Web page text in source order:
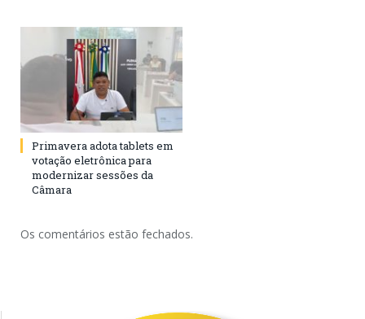
Primavera adota tablets em
votação eletrônica para
modernizar sessões da
Câmara
Os comentários estão fechados.